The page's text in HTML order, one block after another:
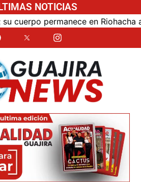
NOTICIAS
permanece en Riohacha a la